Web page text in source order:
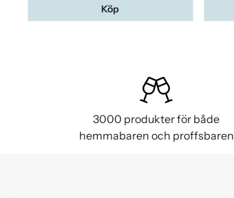
Köp
3000 produkter för både
hemmabaren och proffsbaren